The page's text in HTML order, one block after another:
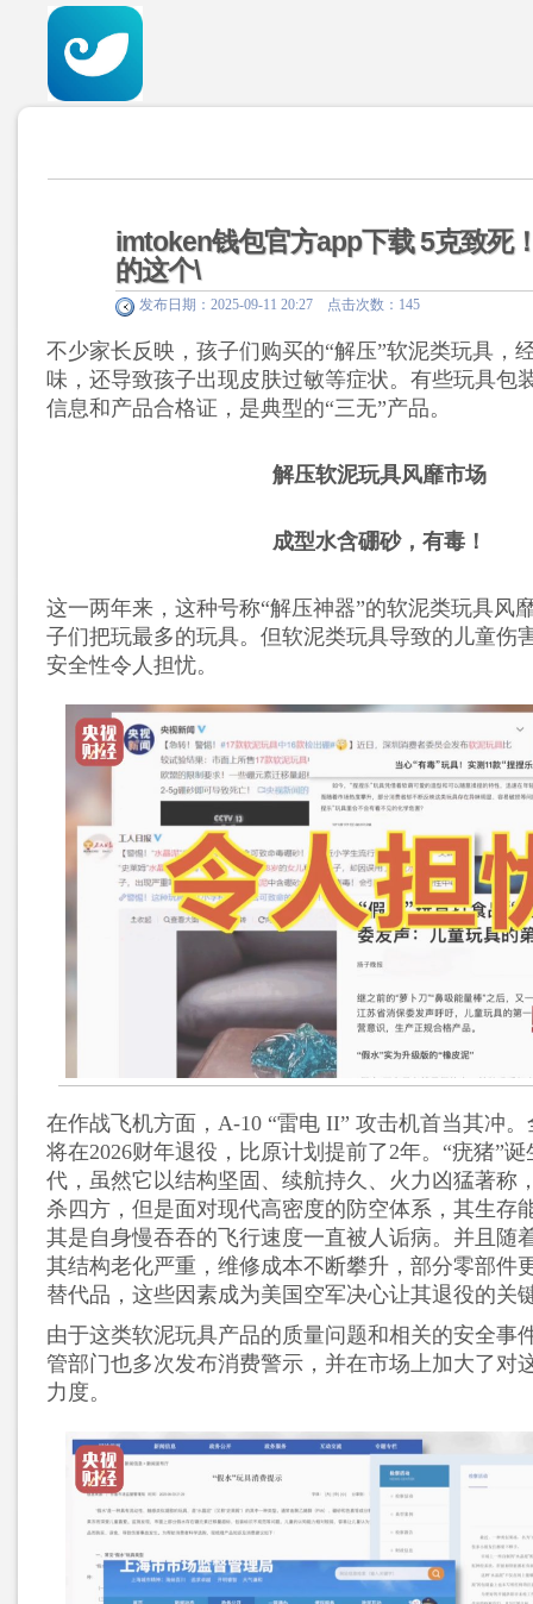
imtoken钱包官方app下载 5克致死
的这个\
发布日期：2025-09-11 20:27 点击次数：145
不少家长反映，孩子们购买的“解压”软泥类玩具，
味，还导致孩子出现皮肤过敏等症状。有些玩具包
信息和产品合格证，是典型的“三无”产品。
解压软泥玩具风靡市场
成型水含硼砂，有毒！
这一两年来，这种号称“解压神器”的软泥类玩具风
子们把玩最多的玩具。但软泥类玩具导致的儿童伤
安全性令人担忧。
在作战飞机方面，A-10 “雷电 II” 攻击机首当其冲。
将在2026财年退役，比原计划提前了2年。“疣猪”
代，虽然它以结构坚固、续航持久、火力凶猛著称
杀四方，但是面对现代高密度的防空体系，其生存
其是自身慢吞吞的飞行速度一直被人诟病。并且随
其结构老化严重，维修成本不断攀升，部分零部件
替代品，这些因素成为美国空军决心让其退役的关
由于这类软泥玩具产品的质量问题和相关的安全事
管部门也多次发布消费警示，并在市场上加大了对
力度。